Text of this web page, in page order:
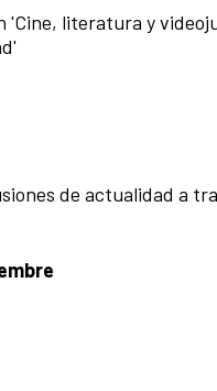
'Cine, literatura y
de actualidad a